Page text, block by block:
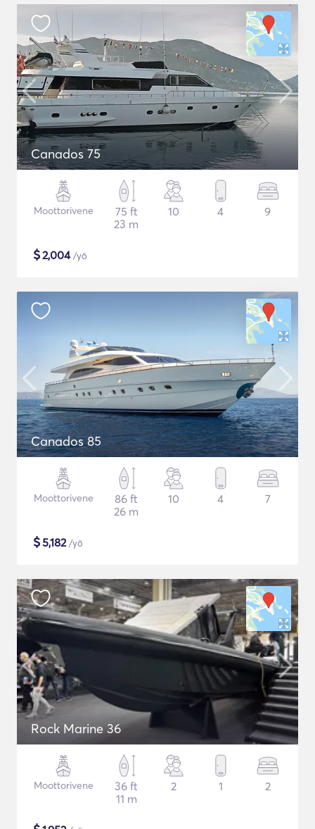
Canados 75
Moottorivene
75 ft
23 m
10 4 9
$2,004/yö
Canados 85
Moottorivene
86 ft
26 m
10 4 7
$5,182/yö
Rock Marine 36
Moottorivene
36 ft
11 m
2 1 2